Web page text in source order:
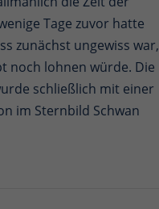
Tage zuvor hatte
zunächst ungewiss war,
noch lohnen würde. Die
schließlich mit einer
im Sternbild Schwan